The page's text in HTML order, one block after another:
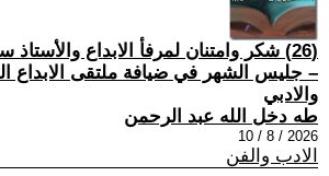
(26) شكر وامتنان لمرفأ الابداع
– جليس الشهر في ضيافة ملتقى الابداع
والادبي
طه دخل الله عبد الرحمن
2026 / 8 / 10
الادب والفن